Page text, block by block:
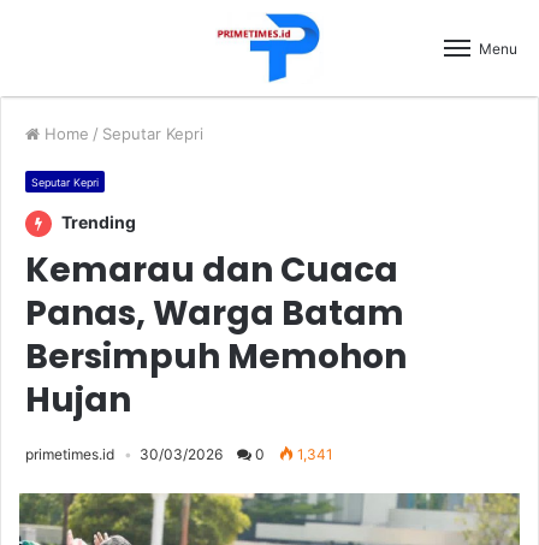
Menu
Home / Seputar Kepri
Seputar Kepri
Trending
Kemarau dan Cuaca
Panas, Warga Batam
Bersimpuh Memohon
Hujan
primetimes.id 30/03/2026 0 1,341